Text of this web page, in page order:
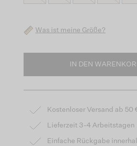
Was ist meine Größe?
IN DEN
Kostenloser Versand ab 50
Lieferzeit 3-4 Arbeitstagen
Einfache Rückgabe